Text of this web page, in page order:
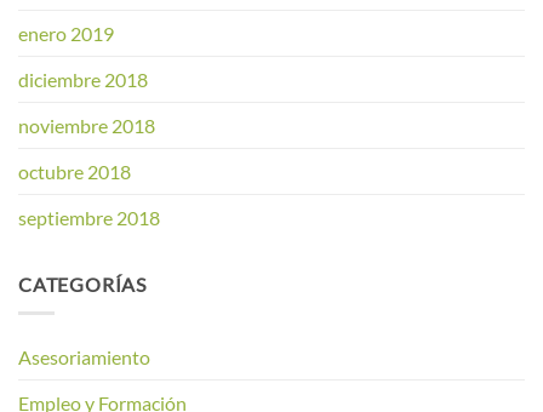
enero 2019
diciembre 2018
noviembre 2018
octubre 2018
septiembre 2018
CATEGORÍAS
Asesoriamiento
Empleo y Formación